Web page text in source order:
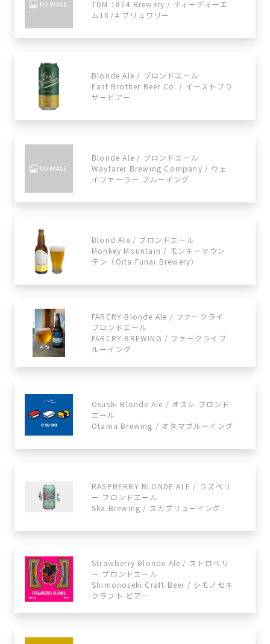
TDM 1874 Brewery / ティーディーエ
ム1874 ブリュワリー
Blonde Ale / ブロンドエール
East Brother Beer Co. / イーストブラ
ザービアー
Blonde Ale / ブロンドエール
Wayfarer Brewing Company / ウェ
イファーラー ブルーイング
Blond Ale / ブロンドエール
Monkey Mountain / モンキーマウン
テン（Oita Funai Brewery）
FARCRY Blonde Ale / ファークライ
ブロンドエール
FARCRY BREWING / ファークライブ
ルーイング
Osushi Blonde Ale / オスシ ブロンド
エール
Otama Brewing / オタマブルーイング
RASPBERRY BLONDE ALE / ラズベリ
ー ブロンドエール
Ska Brewing / スカブリューイング
Strawberry Blonde Ale / ストロベリ
ー ブロンドエール
Shimonoseki Craft Beer / シモノセキ
クラフト ビアー